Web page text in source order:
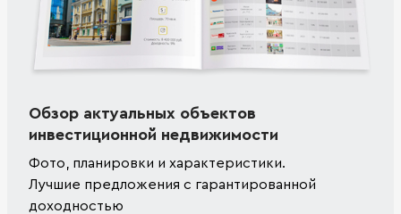
Обзор актуальных объектов
инвестиционной недвижимости
Фото, планировки и характеристики.
Лучшие предложения с гарантированной
доходностью